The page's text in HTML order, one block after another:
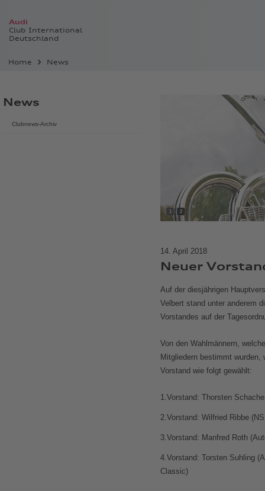
Audi
Club International
Deutschland
Home News
1 2
14. April 2018
Neuer
Auf der diesjährigen
Velbert stand unter anderem
Vorstandes auf der
Von den Wahlmännern,
Mitgliedern bestimmt wurden,
Vorstand wie folgt gewählt:
1.Vorstand: Thorsten
2.Vorstand: Wilfried Ribbe
3.Vorstand: Manfred Roth
4.Vorstand: Torsten Suhling
Classic)
News
Clubnews-Archiv